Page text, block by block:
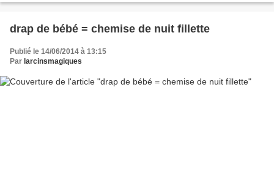
drap de bébé = chemise de nuit fillette
Publié le 14/06/2014 à 13:15
Par larcinsmagiques